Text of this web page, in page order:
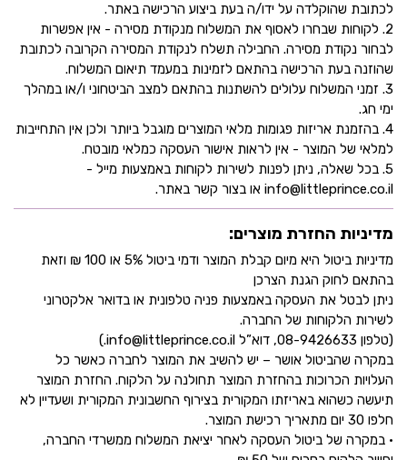
לכתובת שהוקלדה על ידו/ה בעת ביצוע הרכישה באתר.
2. לקוחות שבחרו לאסוף את המשלוח מנקודת מסירה - אין אפשרות
לבחור נקודת מסירה. החבילה תשלח לנקודת המסירה הקרובה לכתובת
שהוזנה בעת הרכישה בהתאם לזמינות במעמד תיאום המשלוח.
3. זמני המשלוח עלולים להשתנות בהתאם למצב הביטחוני ו/או במהלך
ימי חג.
4. בהזמנת אריזות פגומות מלאי המוצרים מוגבל ביותר ולכן אין התחייבות
למלאי של המוצר - אין לראות אישור העסקה כמלאי מובטח.
5. בכל שאלה, ניתן לפנות לשירות לקוחות באמצעות מייל -
info@littleprince.co.il או בצור קשר באתר.
מדיניות החזרת מוצרים:
מדיניות ביטול היא מיום קבלת המוצר ודמי ביטול 5% או 100 ₪ וזאת
בהתאם לחוק הגנת הצרכן
ניתן לבטל את העסקה באמצעות פניה טלפונית או בדואר אלקטרוני
לשירות הלקוחות של החברה.
(טלפון 08-9426633, דוא”ל info@littleprince.co.il.)
במקרה שהביטול אושר – יש להשיב את המוצר לחברה כאשר כל
העלויות הכרוכות בהחזרת המוצר תחולנה על הלקוח. החזרת המוצר
תיעשה כשהוא באריזתו המקורית בצירוף החשבונית המקורית ושעדיין לא
חלפו 30 יום מתאריך רכישת המוצר.
• במקרה של ביטול העסקה לאחר יציאת המשלוח ממשרדי החברה,